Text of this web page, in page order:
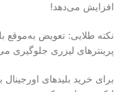
افزایش می‌دهد!
پرینترهای لیزری جلوگیری